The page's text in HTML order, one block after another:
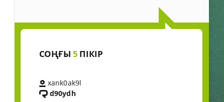
СОҢҒЫ 5 ПІКІР
xank0ak9l
d90ydh